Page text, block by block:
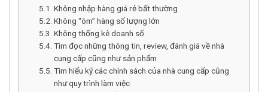
Không nhập hàng giá rẻ bất thường
Không “ôm” hàng số lượng lớn
Không thống kê doanh số
Tìm đọc những thông tin, review, đánh giá về nhà
cung cấp cũng như sản phẩm
Tìm hiểu kỹ các chính sách của nhà cung cấp cũng
như quy trình làm việc